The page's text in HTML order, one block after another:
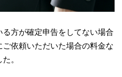
る方が確定申告をしてない場合
依頼いただいた場合の料金な
。